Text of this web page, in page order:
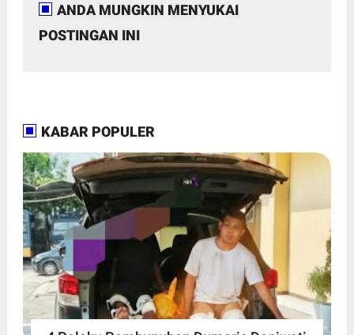
ANDA MUNGKIN MENYUKAI
POSTINGAN INI
KABAR POPULER